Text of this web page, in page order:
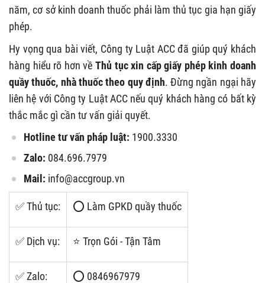
năm, cơ sở kinh doanh thuốc phải làm thủ tục gia hạn giấy
phép.
Hy vọng qua bài viết, Công ty Luật ACC đã giúp quý khách
hàng hiểu rõ hơn về Thủ tục xin cấp giấy phép kinh doanh
quầy thuốc, nhà thuốc theo quy định. Đừng ngần ngại hãy
liên hệ với Công ty Luật ACC nếu quý khách hàng có bất kỳ
thắc mắc gì cần tư vấn giải quyết.
Hotline tư vấn pháp luật: 1900.3330
Zalo: 084.696.7979
Mail: info@accgroup.vn
✅ Thủ tục: ⭕ Làm GPKD quầy thuốc
✅ Dịch vụ: ⭐ Trọn Gói - Tận Tâm
✅ Zalo: ⭕ 0846967979